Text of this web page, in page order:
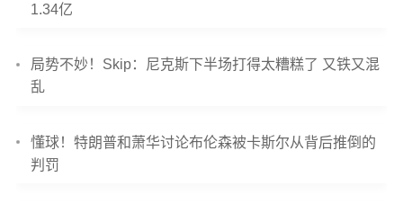
1.34亿
局势不妙！Skip：尼克斯下半场打得太糟糕了 又铁又混
乱
懂球！特朗普和萧华讨论布伦森被卡斯尔从背后推倒的
判罚